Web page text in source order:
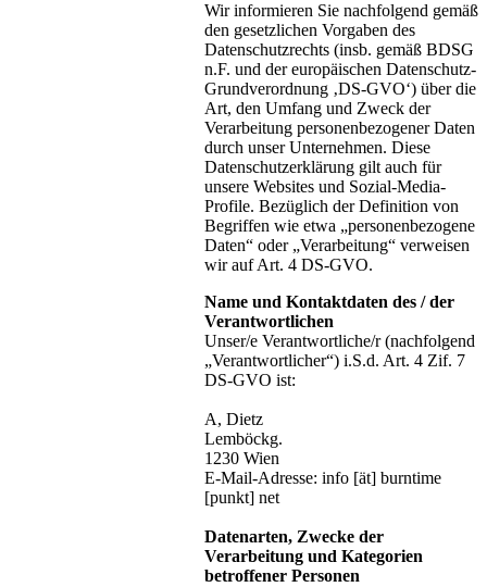
Wir informieren Sie nachfolgend gemäß
den gesetzlichen Vorgaben des
Datenschutzrechts (insb. gemäß BDSG
n.F. und der europäischen Datenschutz-
Grundverordnung ‚DS-GVO‘) über die
Art, den Umfang und Zweck der
Verarbeitung personenbezogener Daten
durch unser Unternehmen. Diese
Datenschutzerklärung gilt auch für
unsere Websites und Sozial-Media-
Profile. Bezüglich der Definition von
Begriffen wie etwa „personenbezogene
Daten“ oder „Verarbeitung“ verweisen
wir auf Art. 4 DS-GVO.
Name und Kontaktdaten des / der
Verantwortlichen
Unser/e Verantwortliche/r (nachfolgend
„Verantwortlicher“) i.S.d. Art. 4 Zif. 7
DS-GVO ist:
A, Dietz
Lemböckg.
1230 Wien
E-Mail-Adresse: info [ät] burntime
[punkt] net
Datenarten, Zwecke der
Verarbeitung und Kategorien
betroffener Personen